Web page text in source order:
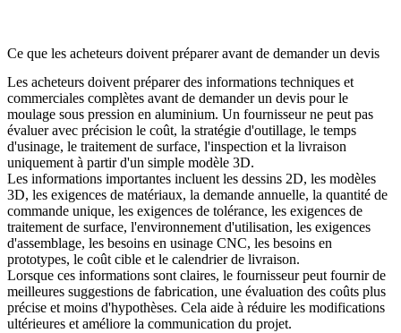
Ce que les acheteurs doivent préparer avant de demander un devis
Les acheteurs doivent préparer des informations techniques et
commerciales complètes avant de demander un devis pour le
moulage sous pression en aluminium. Un fournisseur ne peut pas
évaluer avec précision le coût, la stratégie d'outillage, le temps
d'usinage, le traitement de surface, l'inspection et la livraison
uniquement à partir d'un simple modèle 3D.
Les informations importantes incluent les dessins 2D, les modèles
3D, les exigences de matériaux, la demande annuelle, la quantité de
commande unique, les exigences de tolérance, les exigences de
traitement de surface, l'environnement d'utilisation, les exigences
d'assemblage, les besoins en usinage CNC, les besoins en
prototypes, le coût cible et le calendrier de livraison.
Lorsque ces informations sont claires, le fournisseur peut fournir de
meilleures suggestions de fabrication, une évaluation des coûts plus
précise et moins d'hypothèses. Cela aide à réduire les modifications
ultérieures et améliore la communication du projet.